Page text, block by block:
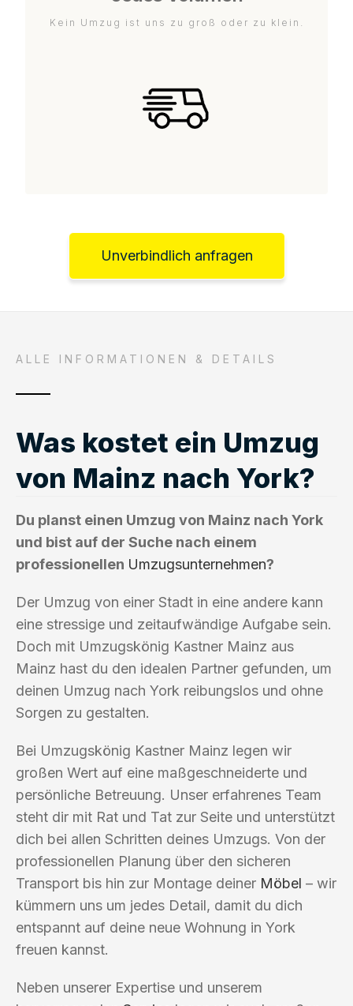
Kein Umzug ist uns zu groß oder zu klein.
Unverbindlich anfragen
ALLE INFORMATIONEN & DETAILS
Was kostet ein Umzug
von Mainz nach York?
Du planst einen Umzug von Mainz nach York
und bist auf der Suche nach einem
professionellen Umzugsunternehmen?
Der Umzug von einer Stadt in eine andere kann
eine stressige und zeitaufwändige Aufgabe sein.
Doch mit Umzugskönig Kastner Mainz aus
Mainz hast du den idealen Partner gefunden, um
deinen Umzug nach York reibungslos und ohne
Sorgen zu gestalten.
Bei Umzugskönig Kastner Mainz legen wir
großen Wert auf eine maßgeschneiderte und
persönliche Betreuung. Unser erfahrenes Team
steht dir mit Rat und Tat zur Seite und unterstützt
dich bei allen Schritten deines Umzugs. Von der
professionellen Planung über den sicheren
Transport bis hin zur Montage deiner Möbel – wir
kümmern uns um jedes Detail, damit du dich
entspannt auf deine neue Wohnung in York
freuen kannst.
Neben unserer Expertise und unserem